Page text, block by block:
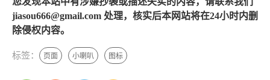
jiasou666@gmail.com 处理，核实后本网站将在24小时内删
除侵权内容。
标签： 页面 小喇叭 图标